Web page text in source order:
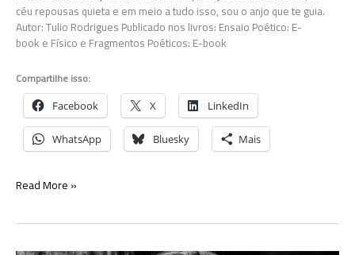
céu repousas quieta e em meio a tudo isso, sou o anjo que te guia.
Autor: Tulio Rodrigues Publicado nos livros: Ensaio Poético: E-
book e Físico e Fragmentos Poéticos: E-book
Compartilhe isso:
Facebook X LinkedIn
WhatsApp Bluesky Mais
Anjo
Read More »